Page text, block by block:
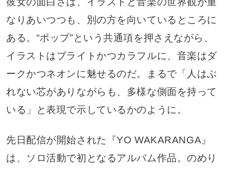
なりあいつつも、別の方を向いているところに
ある。“ポップ”という共通項を押さえながら、
イラストはブライトかつカラフルに、音楽はダ
ークかつネオンに魅せるのだ。まるで「人はぶ
れない芯がありながらも、多様な側面を持って
いる」と表現で示しているかのように。
先日配信が開始された『YO WAKARANGA』
は、ソロ活動で初となるアルバム作品。のめり